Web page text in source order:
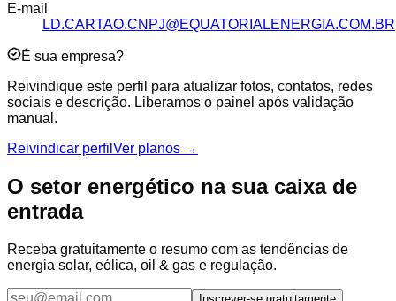
E-mail
LD.CARTAO.CNPJ@EQUATORIALENERGIA.COM.BR
É sua empresa?
Reivindique este perfil para atualizar fotos, contatos, redes
sociais e descrição. Liberamos o painel após validação
manual.
Reivindicar perfil Ver planos →
O setor energético na sua caixa de
entrada
Receba gratuitamente o resumo com as tendências de
energia solar, eólica, oil & gas e regulação.